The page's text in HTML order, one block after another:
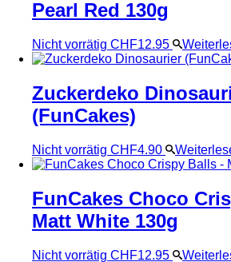
Pearl Red 130g
Nicht vorrätig CHF12.95
Zuckerdeko
(FunCakes)
Nicht vorrätig CHF4.90
FunCakes Choco
Matt White 130g
Nicht vorrätig CHF12.95